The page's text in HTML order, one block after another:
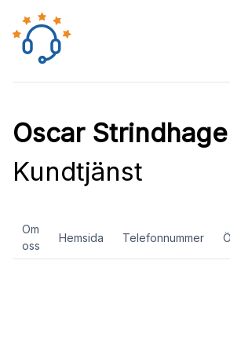
Oscar
Kundtjänst
Om
oss
Hemsida Telefonnummer